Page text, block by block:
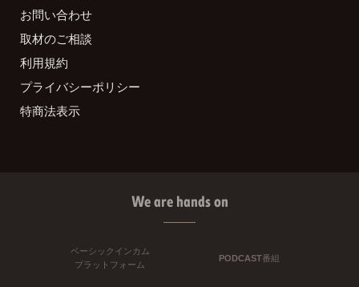
お問い合わせ
取材のご相談
利用規約
プライバシーポリシー
特商法表示
We are hands on
ベーシックインカム
プラットフォーム
PODCAST番組